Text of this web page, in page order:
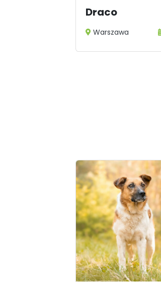
Draco
Warszawa